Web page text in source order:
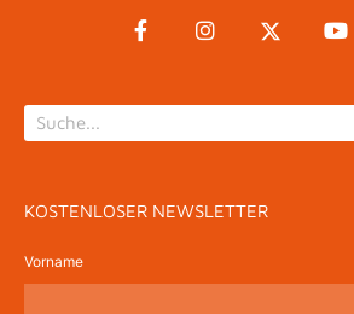
KOSTENLOSER NEWSLETTER
Vorname